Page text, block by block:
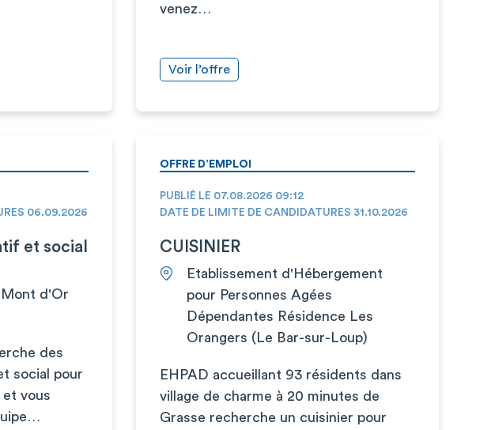
venez…
Voir l’offre
06.09.2026
et social
d'Or
des
social pour
et vous
OFFRE D’EMPLOI
PUBLIÉ LE 07.08.2026 09:12
DATE DE LIMITE DE CANDIDATURES 31.10.2026
CUISINIER
Etablissement d'Hébergement
pour Personnes Agées
Dépendantes Résidence Les
Orangers (Le Bar-sur-Loup)
EHPAD accueillant 93 résidents dans
village de charme à 20 minutes de
Grasse recherche un cuisinier pour